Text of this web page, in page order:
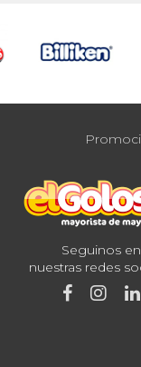
Seguinos en
nuestras redes